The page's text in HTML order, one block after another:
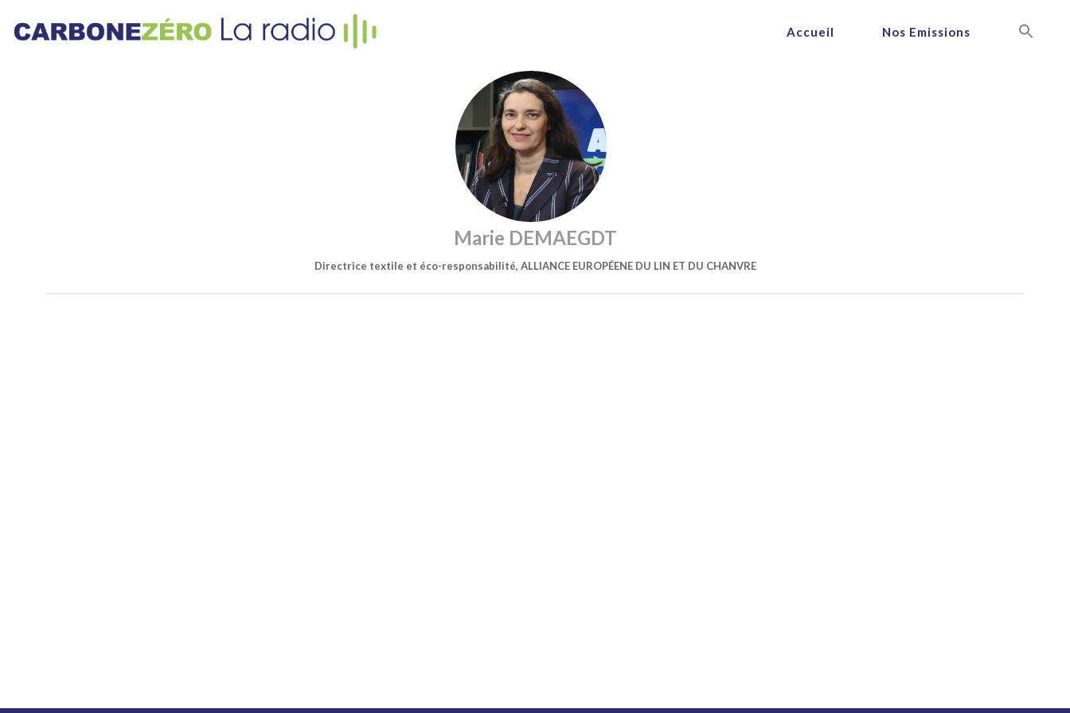
Accueil Nos Emissions
Marie DEMAEGDT
Directrice textile et éco-responsabilité, ALLIANCE EUROPÉENE DU LIN ET DU CHANVRE